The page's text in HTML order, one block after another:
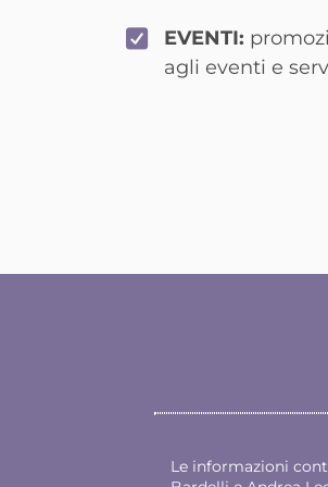
EVENTI:
agli eventi e
Le informazioni